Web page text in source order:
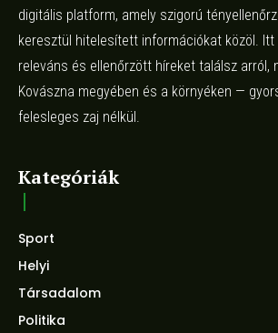
digitális platform, amely szigorú
keresztül hitelesített információkat közöl. Itt
releváns és ellenőrzött híreket találsz arról,
Kovászna megyében és a környéken —
felesleges zaj nélkül.
Kategóriák
Sport
Helyi
Társadalom
Politika